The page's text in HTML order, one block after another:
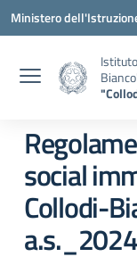
Vai ai contenuti
Vai al menu di
Vai al footer
Ministero
social
Collodi-